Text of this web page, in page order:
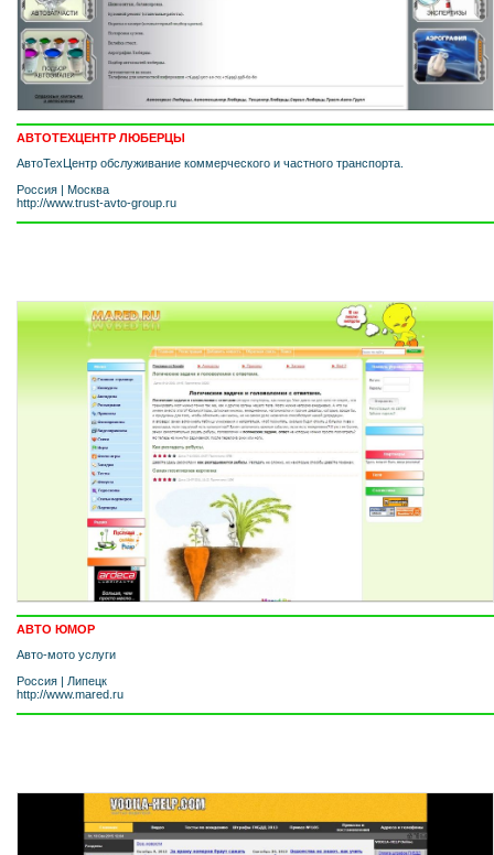
АВТОТЕХЦЕНТР ЛЮБЕРЦЫ
АвтоТехЦентр обслуживание коммерческого и частного транспорта.
Россия | Москва
http://www.trust-avto-group.ru
АВТО ЮМОР
Авто-мото услуги
Россия | Липецк
http://www.mared.ru